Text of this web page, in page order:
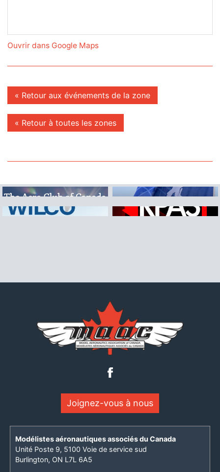
Ouvrir dans Google Maps
« Retour aux événements de la zone
« Retour à toutes les zones
Joignez-vous à nous
Modélistes aéronautiques associés du Canada
Unité Poste 9, 5100 Voie de service sud
Burlington, ON L7L 6A5